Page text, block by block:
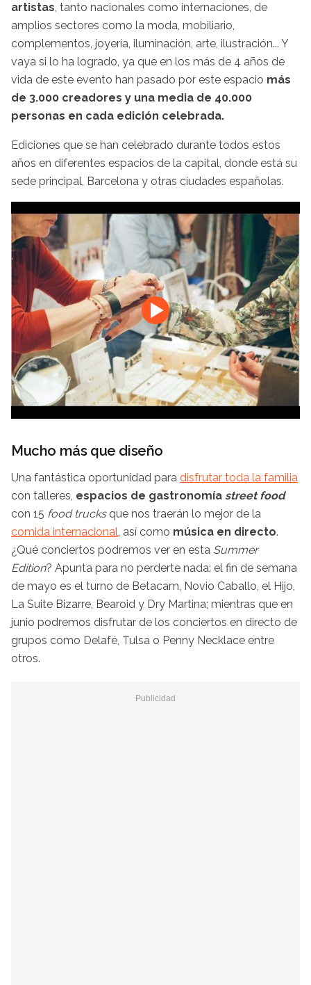
artistas, tanto nacionales como internaciones, de
amplios sectores como la moda, mobiliario,
complementos, joyería, iluminación, arte, ilustración... Y
vaya si lo ha logrado, ya que en los más de 4 años de
vida de este evento han pasado por este espacio más
de 3.000 creadores y una media de 40.000
personas en cada edición celebrada.
Ediciones que se han celebrado durante todos estos
años en diferentes espacios de la capital, donde está su
sede principal, Barcelona y otras ciudades españolas.
Mucho más que diseño
Una fantástica oportunidad para disfrutar toda la familia
con talleres, espacios de gastronomía street food
con 15 food trucks que nos traerán lo mejor de la
comida internacional, así como música en directo.
¿Qué conciertos podremos ver en esta Summer
Edition? Apunta para no perderte nada: el fin de semana
de mayo es el turno de Betacam, Novio Caballo, el Hijo,
La Suite Bizarre, Bearoid y Dry Martina; mientras que en
junio podremos disfrutar de los conciertos en directo de
grupos como Delafé, Tulsa o Penny Necklace entre
otros.